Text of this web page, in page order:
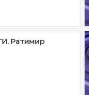
Ратимир